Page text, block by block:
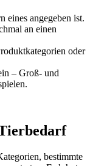
eines angegeben ist.
an einen
oder
– Groß- und
bestimmte